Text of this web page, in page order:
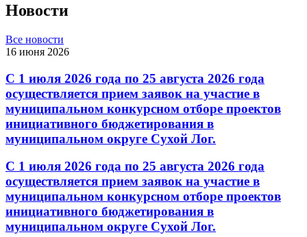
Новости
Все новости
16 июня 2026
С 1 июля 2026 года по 25 августа 2026 года
осуществляется прием заявок на участие в
муниципальном конкурсном отборе проектов
инициативного бюджетирования в
муниципальном округе Сухой Лог.
С 1 июля 2026 года по 25 августа 2026 года
осуществляется прием заявок на участие в
муниципальном конкурсном отборе проектов
инициативного бюджетирования в
муниципальном округе Сухой Лог.